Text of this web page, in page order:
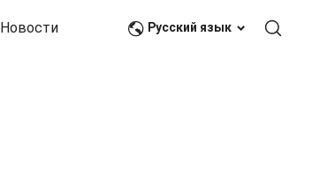
Новости и события Связаться с нами
Русский язык